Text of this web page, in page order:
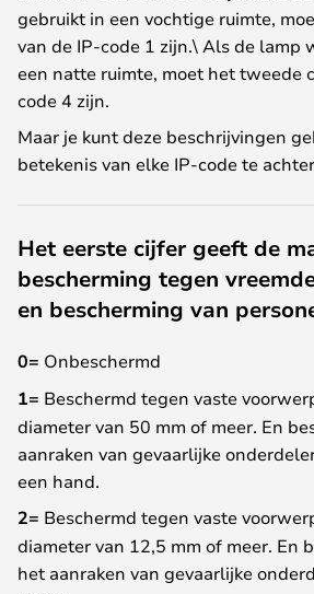
gebruikt in een vochtige ruimte,
van de IP-code 1 zijn.\ Als de lamp
een natte ruimte, moet het tweede
code 4 zijn.
Maar je kunt deze beschrijvingen
betekenis van elke IP-code te
Het eerste cijfer geeft de
bescherming tegen
en bescherming van
0= Onbeschermd
1= Beschermd tegen vaste
diameter van 50 mm of meer. En
aanraken van gevaarlijke
een hand.
2= Beschermd tegen vaste
diameter van 12,5 mm of meer. En
het aanraken van gevaarlijke